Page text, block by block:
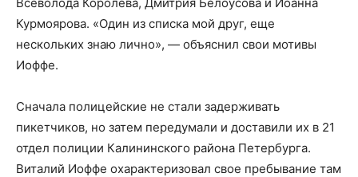
Курмоярова. «Один из списка мой друг, еще
нескольких знаю лично», — объяснил свои мотивы
Иоффе.
Сначала полицейские не стали задерживать
пикетчиков, но затем передумали и доставили их в 21
отдел полиции Калининского района Петербурга.
Виталий Иоффе охарактеризовал свое пребывание там